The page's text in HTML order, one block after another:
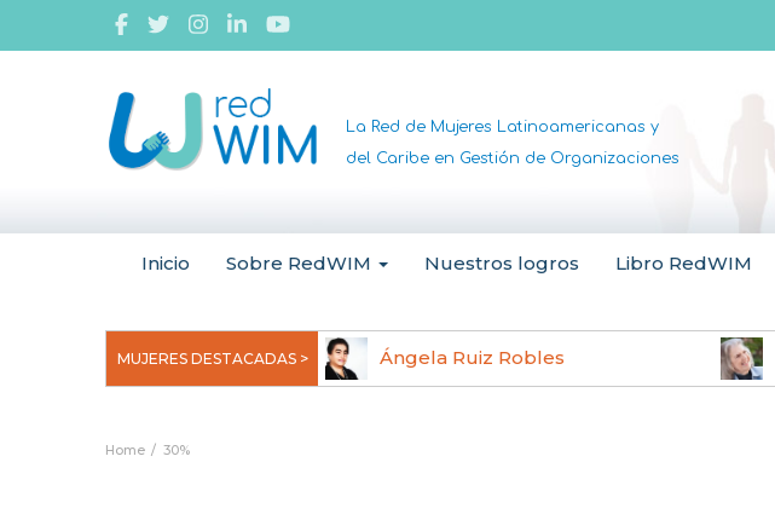
La Red de Mujeres Latinoamericanas y
del Caribe en Gestión de Organizaciones
Inicio Sobre RedWIM Nuestros logros Libro RedWIM
MUJERES DESTACADAS >
Uchegbu, pionera en
Ángela Ruiz Robles
Home 30%